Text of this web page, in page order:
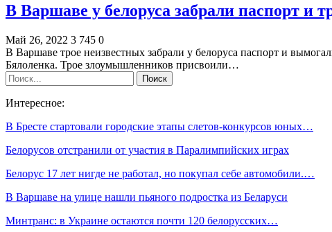
В Варшаве у белоруса забрали паспорт и
Май 26, 2022 3 745 0
В Варшаве трое неизвестных забрали у белоруса паспорт и
Бялоленка. Трое злоумышленников присвоили…
Интересное:
В Бресте стартовали городские этапы слетов-конкурсов юных…
Белорусов отстранили от участия в Паралимпийских играх
Белорус 17 лет нигде не работал, но покупал себе автомобили.…
В Варшаве на улице нашли пьяного подростка из Беларуси
Минтранс: в Украине остаются почти 120 белорусских…